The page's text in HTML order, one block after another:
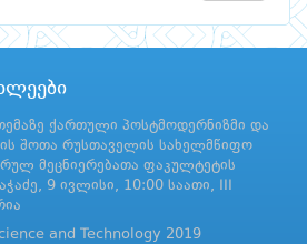
ქართული პოსტმოდერნიზმი და
შოთა რუსთაველის სახელმწიფო
მეცნიერებათა ფაკულტეტის
9 ივლისი, 10:00 საათი, III
and Technology 2019